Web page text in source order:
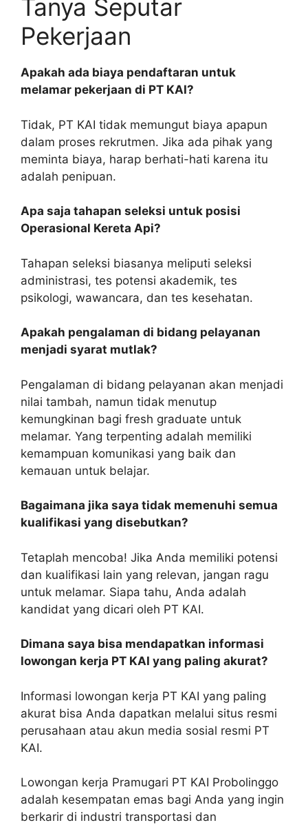
Tanya Seputar
Pekerjaan
Apakah ada biaya pendaftaran untuk
melamar pekerjaan di PT KAI?
Tidak, PT KAI tidak memungut biaya apapun
dalam proses rekrutmen. Jika ada pihak yang
meminta biaya, harap berhati-hati karena itu
adalah penipuan.
Apa saja tahapan seleksi untuk posisi
Operasional Kereta Api?
Tahapan seleksi biasanya meliputi seleksi
administrasi, tes potensi akademik, tes
psikologi, wawancara, dan tes kesehatan.
Apakah pengalaman di bidang pelayanan
menjadi syarat mutlak?
Pengalaman di bidang pelayanan akan menjadi
nilai tambah, namun tidak menutup
kemungkinan bagi fresh graduate untuk
melamar. Yang terpenting adalah memiliki
kemampuan komunikasi yang baik dan
kemauan untuk belajar.
Bagaimana jika saya tidak memenuhi semua
kualifikasi yang disebutkan?
Tetaplah mencoba! Jika Anda memiliki potensi
dan kualifikasi lain yang relevan, jangan ragu
untuk melamar. Siapa tahu, Anda adalah
kandidat yang dicari oleh PT KAI.
Dimana saya bisa mendapatkan informasi
lowongan kerja PT KAI yang paling akurat?
Informasi lowongan kerja PT KAI yang paling
akurat bisa Anda dapatkan melalui situs resmi
perusahaan atau akun media sosial resmi PT
KAI.
Lowongan kerja Pramugari PT KAI Probolinggo
adalah kesempatan emas bagi Anda yang ingin
berkarir di industri transportasi dan